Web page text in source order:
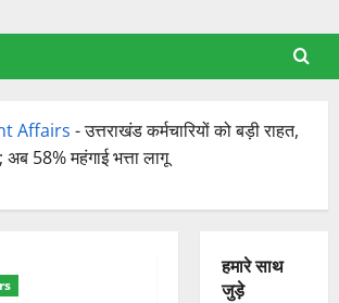
Affairs -उत्तराखंड कर्मचारियों को बड़ी राहत,
58% महंगाई भत्ता लागू
हमारे साथ
जुड़े